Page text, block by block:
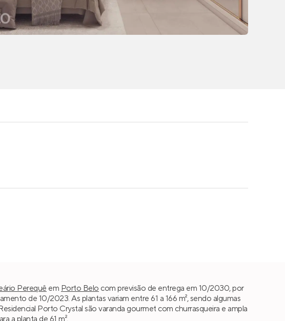
Perequê em Porto Belo com previsão de entrega em 10/2030, por
de 10/2023. As plantas variam entre 61 a 166 m², sendo algumas
Porto Crystal são varanda gourmet com churrasqueira e ampla
a planta de 61 m².